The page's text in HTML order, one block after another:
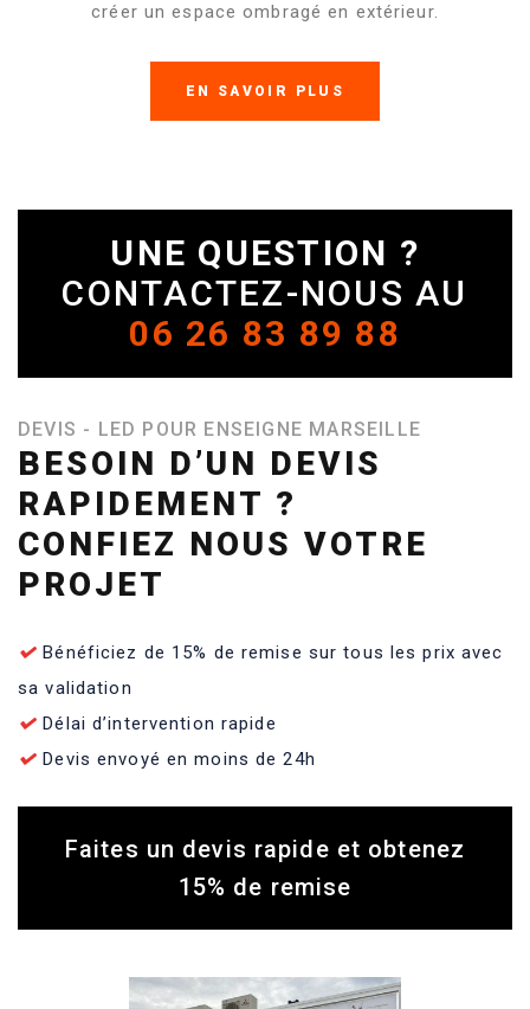
créer un espace ombragé en extérieur.
EN SAVOIR PLUS
UNE QUESTION ?
CONTACTEZ-NOUS AU
06 26 83 89 88
DEVIS - LED POUR ENSEIGNE MARSEILLE
BESOIN D’UN DEVIS
RAPIDEMENT ?
CONFIEZ NOUS VOTRE
PROJET
Bénéficiez de 15% de remise sur tous les prix avec
sa validation
Délai d’intervention rapide
Devis envoyé en moins de 24h
Faites un devis rapide et obtenez
15% de remise